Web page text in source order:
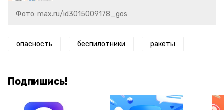
Фото: max.ru/id3015009178_gos
опасность беспилотники ракеты
Подпишись!